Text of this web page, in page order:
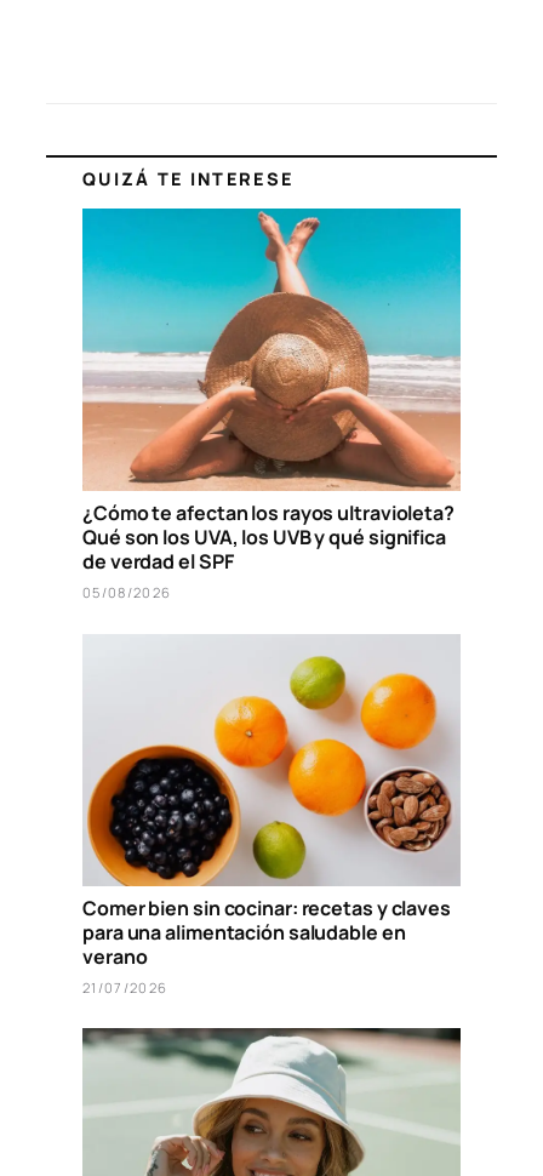
QUIZÁ TE INTERESE
¿Cómo te afectan los rayos ultravioleta?
Qué son los UVA, los UVB y qué significa
de verdad el SPF
05/08/2026
Comer bien sin cocinar: recetas y claves
para una alimentación saludable en
verano
21/07/2026